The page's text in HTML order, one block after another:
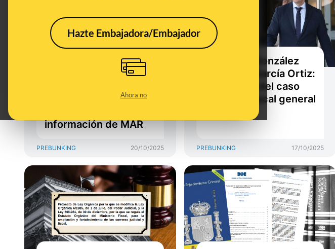
Hazte Embajadora/Embajador
Ahora no
Historia de los correos
de la Fiscalía y el
información de MAR
PREBUNKING 20/10/2025
De MAR y González
Amador a García Ortiz:
cronología del caso
contra el fiscal general
PREBUNKING 17/10/2025